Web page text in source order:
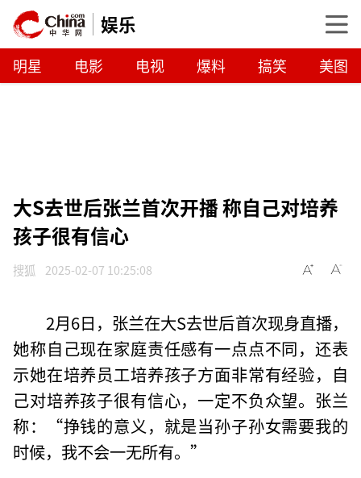
娱乐
明星 电影 电视 爆料 搞笑 美图
大S去世后张兰首次开播 称自己对培养
孩子很有信心
搜狐 2025-02-07 10:25:08
2月6日，张兰在大S去世后首次现身直播，
她称自己现在家庭责任感有一点点不同，还表
示她在培养员工培养孩子方面非常有经验，自
己对培养孩子很有信心，一定不负众望。张兰
称：“挣钱的意义，就是当孙子孙女需要我的
时候，我不会一无所有。”